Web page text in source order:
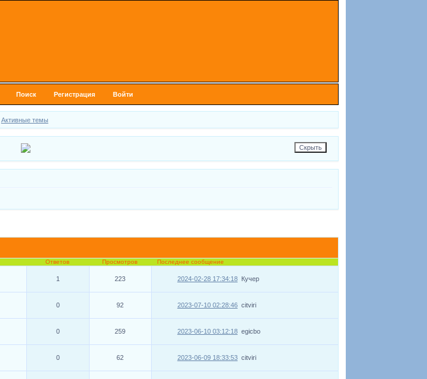
Поиск Регистрация Войти
Активные темы
Ответов Просмотров Последнее сообщение
1 223 2024-02-28 17:34:18 Кучер
0 92 2023-07-10 02:28:46 citviri
0 259 2023-06-10 03:12:18 egicbo
0 62 2023-06-09 18:33:53 citviri